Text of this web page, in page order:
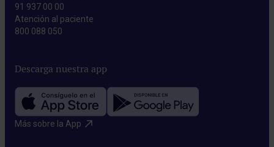
91 937 00 00
Atención al paciente
800 088 050
Descarga nuestra app
Más sobre la App​